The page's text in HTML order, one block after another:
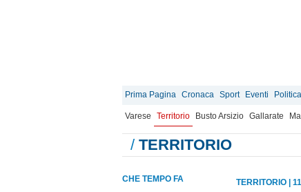
Prima Pagina Cronaca Sport Eventi Politica
Varese Territorio Busto Arsizio Gallarate
/ TERRITORIO
CHE TEMPO FA TERRITORIO